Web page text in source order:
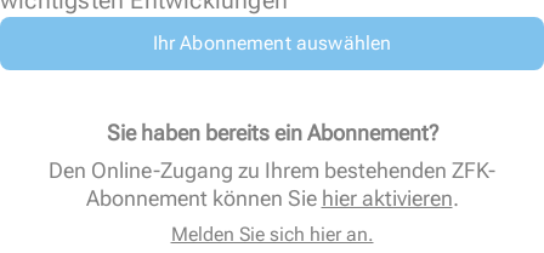
Ihr Abonnement auswählen
Sie haben bereits ein Abonnement?
Den Online-Zugang zu Ihrem bestehenden ZFK-
Abonnement können Sie hier aktivieren.
Melden Sie sich hier an.